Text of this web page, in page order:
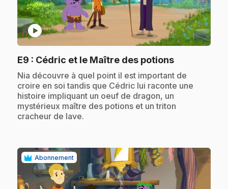
play_circle
E9 : Cédric et le Maître des potions.
.Nia découvre à quel point il est important de
croire en soi tandis que Cédric lui raconte une
histoire impliquant un oeuf de dragon, un
mystérieux maître des potions et un triton
cracheur de lave.
Abonnement